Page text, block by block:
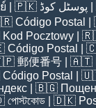
| 🇵🇰 پوسٹل کوڈ
Código Postal
Kod Pocztowy |
Código Postal |
郵便番号 | 🇦🇹
Código Postal |
| 🇧🇬
পোস্টকোড | 🇩🇰